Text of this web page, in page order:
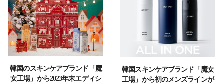
韓国のスキンケアブランド「魔
女工場」から2023年末エディシ
韓国スキンケアブランド「魔⼥
⼯場」から初のメンズラインが